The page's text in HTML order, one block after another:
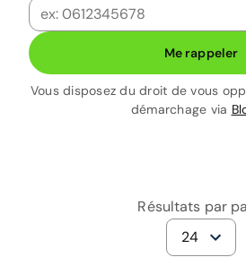
Me rappeler
Vous disposez du droit de vous
démarchage via
Résultats par
24